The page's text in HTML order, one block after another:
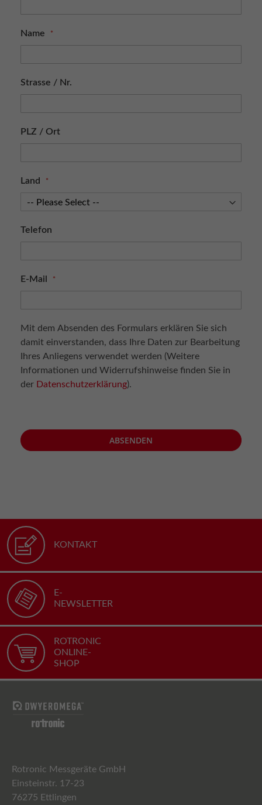
Name
Strasse / Nr.
PLZ / Ort
Land
Telefon
E-Mail
Mit dem Absenden des Formulars erklären Sie sich
damit einverstanden, dass Ihre Daten zur Bearbeitung
Ihres Anliegens verwendet werden (Weitere
Informationen und Widerrufshinweise finden Sie in
der Datenschutzerklärung).
ABSENDEN
KONTAKT
E-
NEWSLETTER
ROTRONIC
ONLINE-
SHOP
Rotronic Messgeräte GmbH
Einsteinstr. 17-23
76275 Ettlingen